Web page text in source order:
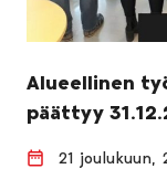
Alueellinen
päättyy
21 joulukuun,